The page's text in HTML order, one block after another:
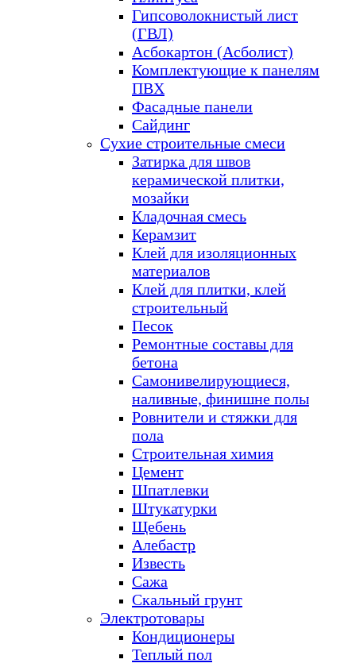
Гипсоволокнистый лист
(ГВЛ)
Асбокартон (Асболист)
Комплектующие к панелям
ПВХ
Фасадные панели
Сайдинг
Сухие строительные смеси
Затирка для швов
керамической плитки,
мозайки
Кладочная смесь
Керамзит
Клей для изоляционных
материалов
Клей для плитки, клей
строительный
Песок
Ремонтные составы для
бетона
Самонивелирующиеся,
наливные, финишне полы
Ровнители и стяжки для
пола
Строительная химия
Цемент
Шпатлевки
Штукатурки
Щебень
Алебастр
Известь
Сажа
Скальный грунт
Электротовары
Кондиционеры
Теплый пол